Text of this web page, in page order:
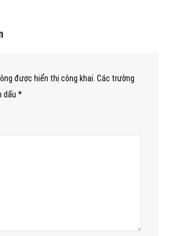
được hiển thị công khai. Các trường
dấu *